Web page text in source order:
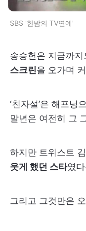
SBS '한밤의 TV연예'
송승헌은 지금까지
스크린을 오가며
‘친자설’은 해프닝
말년은 여전히 그
하지만 트위스트
웃게 했던 스타였
그리고 그것만은